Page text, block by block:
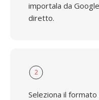
importala da
diretto.
2
Seleziona il